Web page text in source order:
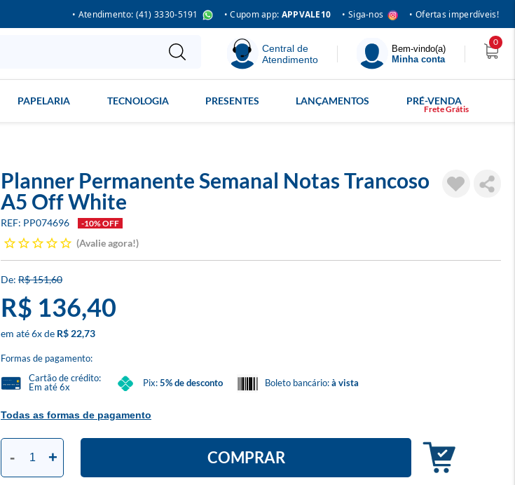
• Atendimento: (41) 3330-5191 • Cupom app: APPVALE10 • Siga-nos • Ofertas imperdíveis!
Central de
Atendimento
Bem-vindo(a)
Minha conta
0
PAPELARIA TECNOLOGIA PRESENTES LANÇAMENTOS PRÉ-VENDA
Planner Permanente Semanal Notas Trancoso
A5 Off White
PP074696 -10% OFF
Avalie agora!
R$ 151,60
R$ 136,40
6x R$ 22,73
Formas de pagamento:
Todas as formas de pagamento
Cartão de crédito:
Em até 6x
Pix:5% de desconto Boleto bancário:à vista
- + COMPRAR